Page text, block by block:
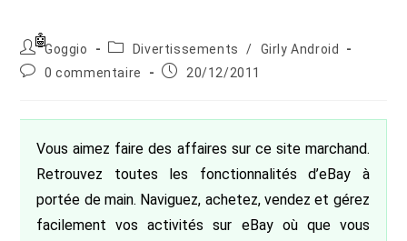
Auteur/autrice
de
la
Goggio
Post
category:
Divertissements /
Girly Android
Commentaires
publication :
0 commentaire
Publication
20/12/2011
Vous aimez faire des affaires sur ce site marchand.
Retrouvez toutes les fonctionnalités d’eBay à
portée de main. Naviguez, achetez, vendez et gérez
facilement vos activités sur eBay où que vous